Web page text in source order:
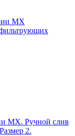
MX
MX. Ручной слив
2.